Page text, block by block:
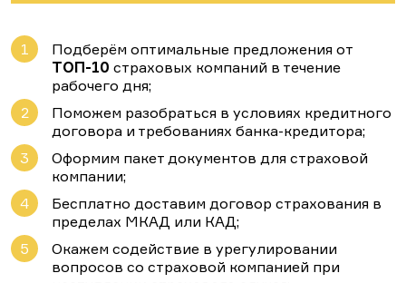
Бесплатная
консультация
Подберём оптимальные предложения от
ТОП-10 страховых компаний в течение
рабочего дня;
Поможем разобраться в условиях кредитного
договора и требованиях банка-кредитора;
Оформим пакет документов для страховой
компании;
Бесплатно доставим договор страхования в
пределах МКАД или КАД;
Окажем содействие в урегулировании
вопросов со страховой компанией при
Бесплатная
консультация
Бесплатная
консультация
Выберите Ваш регион
Москва
Санкт-Петербург
Подберите программу,
подходящую именно
вам